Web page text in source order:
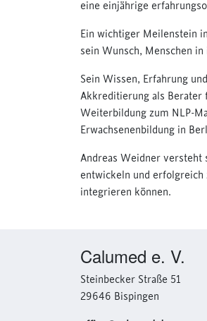
eine einjährige
Ein wichtiger Meilenstein
sein Wunsch, Menschen
Sein Wissen, Erfahrung
Akkreditierung als Berater
Weiterbildung zum NLP-
Erwachsenenbildung in
Andreas Weidner versteht
entwickeln und erfolgreich
integrieren können.
Calumed e. V.
Steinbecker Straße 51
29646 Bispingen